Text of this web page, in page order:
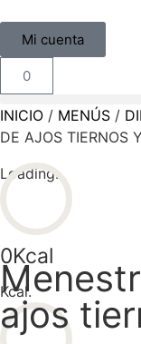
Mi cuenta
0
INICIO / MENÚS /
DE AJOS TIERNOS
Loading...
0Kcal
Kcal.
ajos